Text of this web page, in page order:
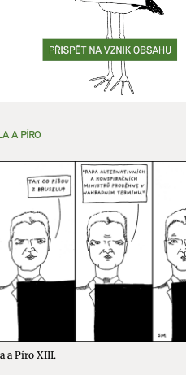
A PÍRO
a Píro XIII.